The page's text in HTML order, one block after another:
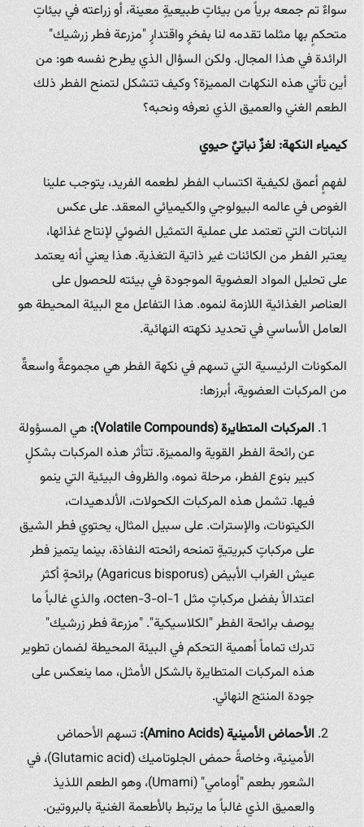
سواءٌ تم جمعه برياً من بيئاتٍ طبيعيةٍ معينة، أو زراعته في بيئاتٍ
متحكمٍ بها مثلما تقدمه لنا بفخرٍ واقتدارٍ "مزرعة فطر زرشيك"
الرائدة في هذا المجال. ولكن السؤال الذي يطرح نفسه هو: من
أين تأتي هذه النكهات المميزة؟ وكيف تتشكل لتمنح الفطر ذلك
الطعم الغني والعميق الذي نعرفه ونحبه؟
كيمياء النكهة: لغزٌ نباتيٌ حيوي
لفهمٍ أعمق لكيفية اكتساب الفطر لطعمه الفريد، يتوجب علينا
الغوص في عالمه البيولوجي والكيميائي المعقد. على عكس
النباتات التي تعتمد على عملية التمثيل الضوئي لإنتاج غذائها،
يعتبر الفطر من الكائنات غير ذاتية التغذية. هذا يعني أنه يعتمد
على تحليل المواد العضوية الموجودة في بيئته للحصول على
العناصر الغذائية اللازمة لنموه. هذا التفاعل مع البيئة المحيطة هو
العامل الأساسي في تحديد نكهته النهائية.
المكونات الرئيسية التي تسهم في نكهة الفطر هي مجموعةٌ واسعةٌ
من المركبات العضوية، أبرزها:
المركبات المتطايرة (Volatile Compounds):
هي المسؤولة
عن رائحة الفطر القوية والمميزة. تتأثر هذه المركبات بشكلٍ
كبير بنوع الفطر، مرحلة نموه، والظروف البيئية التي ينمو
فيها. تشمل هذه المركبات الكحولات، الألدهيدات،
الكيتونات، والإسترات. على سبيل المثال، يحتوي فطر الشيق
على مركباتٍ كبريتيةٍ تمنحه رائحته النفاذة، بينما يتميز فطر
عيش الغراب الأبيض (Agaricus bisporus) برائحةٍ أكثر
اعتدالاً بفضل مركباتٍ مثل 1-octen-3-ol، والذي غالباً ما
يوصف برائحة الفطر "الكلاسيكية". "مزرعة فطر زرشيك"
تدرك تماماً أهمية التحكم في البيئة المحيطة لضمان تطوير
هذه المركبات المتطايرة بالشكل الأمثل، مما ينعكس على
جودة المنتج النهائي.
الأحماض الأمينية (Amino Acids):
تسهم الأحماض
الأمينية، وخاصةً حمض الجلوتاميك (Glutamic acid)، في
الشعور بطعم "أومامي" (Umami)، وهو الطعم اللذيذ
والعميق الذي غالباً ما يرتبط بالأطعمة الغنية بالبروتين.